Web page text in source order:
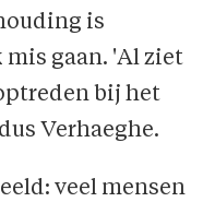
is
gaan. 'Al ziet
bij het
Verhaeghe.
veel mensen